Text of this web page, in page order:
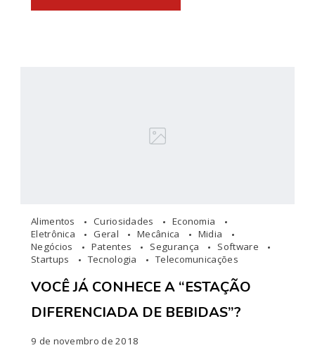
Alimentos Curiosidades
Economia
Eletrônica
Geral Mecânica
Midia
Negócios
Patentes Segurança
Software
Startups
Tecnologia Telecomunicações
VOCÊ JÁ CONHECE A “ESTAÇÃO
DIFERENCIADA DE BEBIDAS”?
9 de novembro de 2018